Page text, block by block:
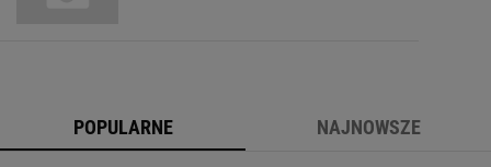
POPULARNE NAJNOWSZE